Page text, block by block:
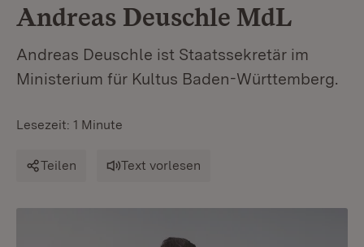
Andreas Deuschle MdL
Andreas Deuschle ist Staatssekretär im
Ministerium für Kultus Baden-Württemberg.
Lesezeit: 1 Minute
Teilen Text vorlesen